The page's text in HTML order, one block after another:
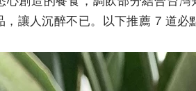
，讓人沉醉不已。以下推薦 7 道